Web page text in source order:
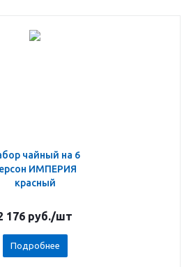
ИМПЕРИЯ
красный
176 руб./шт
Подробнее